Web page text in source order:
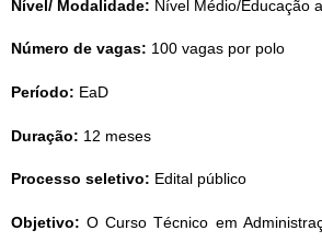
Nível/ Modalidade: Nível Médio/Educação
Número de vagas: 100 vagas por polo
Período: EaD
Duração: 12 meses
Processo seletivo: Edital público
Objetivo: O Curso Técnico em